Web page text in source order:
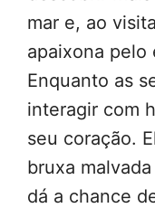
mar e, ao
apaixona pelo
Enquanto as
interagir com
seu coração.
bruxa
dá a chance